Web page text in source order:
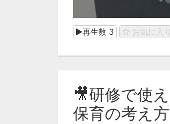
再生数 3 お気に入
🎥研修で使
保育の考え